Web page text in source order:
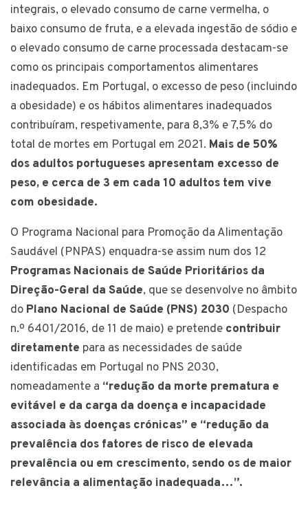
integrais, o elevado consumo de carne vermelha, o
baixo consumo de fruta, e a elevada ingestão de sódio e
o elevado consumo de carne processada destacam-se
como os principais comportamentos alimentares
inadequados. Em Portugal, o excesso de peso (incluindo
a obesidade) e os hábitos alimentares inadequados
contribuíram, respetivamente, para 8,3% e 7,5% do
total de mortes em Portugal em 2021. Mais de 50%
dos adultos portugueses apresentam excesso de
peso, e cerca de 3 em cada 10 adultos tem vive
com obesidade.
O Programa Nacional para Promoção da Alimentação
Saudável (PNPAS) enquadra-se assim num dos 12
Programas Nacionais de Saúde Prioritários da
Direção-Geral da Saúde, que se desenvolve no âmbito
do Plano Nacional de Saúde (PNS) 2030 (Despacho
n.º 6401/2016, de 11 de maio) e pretende contribuir
diretamente para as necessidades de saúde
identificadas em Portugal no PNS 2030,
nomeadamente a “redução da morte prematura e
evitável e da carga da doença e incapacidade
associada às doenças crónicas” e “redução da
prevalência dos fatores de risco de elevada
prevalência ou em crescimento, sendo os de maior
relevância a alimentação inadequada…”.